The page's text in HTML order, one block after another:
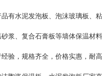
有水泥发泡板、泡沫玻璃板、
浆、复合石膏板等墙体保温材
验，规格齐全，价格实惠，耐